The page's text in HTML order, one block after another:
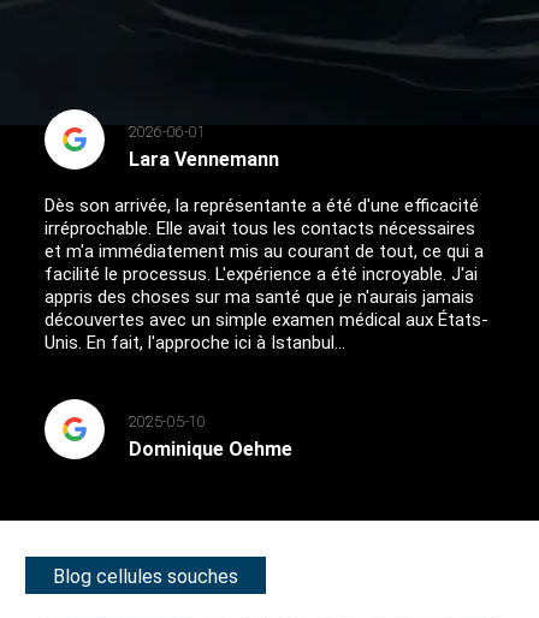
2026-06-01
Lara Vennemann
Dès son arrivée, la représentante a été d'une efficacité
irréprochable. Elle avait tous les contacts nécessaires
et m'a immédiatement mis au courant de tout, ce qui a
facilité le processus. L'expérience a été incroyable. J'ai
appris des choses sur ma santé que je n'aurais jamais
découvertes avec un simple examen médical aux États-
Unis. En fait, l'approche ici à Istanbul...
2025-05-10
Dominique Oehme
Blog cellules souches